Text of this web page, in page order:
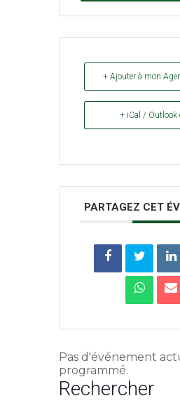
+ Ajouter à mon
+ iCal / Outlook
PARTAGEZ CET
Pas d'événement
programmé.
Rechercher